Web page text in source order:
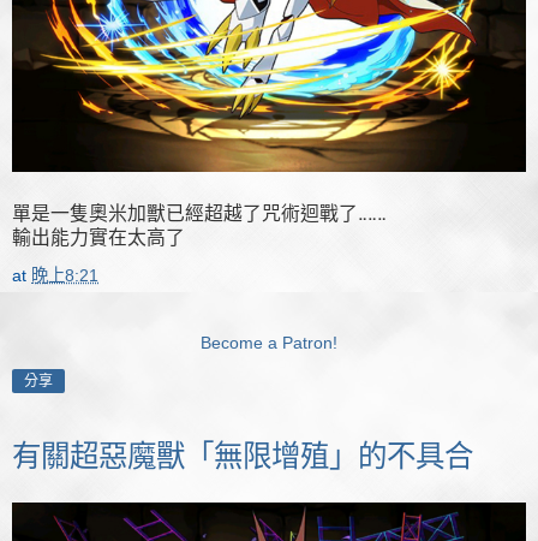
單是一隻奧米加獸已經超越了咒術迴戰了‥‥‥
輸出能力實在太高了
at 晚上8:21
Become a Patron!
分享
有關超惡魔獸「無限增殖」的不具合